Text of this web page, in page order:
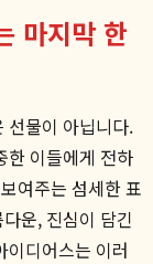
마지막 한
선물이 아닙니다.
한 이들에게 전하
여주는 섬세한 표
운, 진심이 담긴
이디어스는 이러